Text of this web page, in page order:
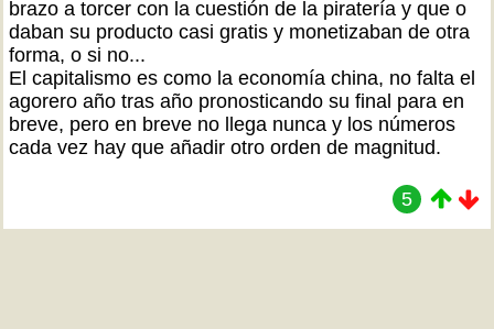
brazo a torcer con la cuestión de la piratería y que o
daban su producto casi gratis y monetizaban de otra
forma, o si no...
El capitalismo es como la economía china, no falta el
agorero año tras año pronosticando su final para en
breve, pero en breve no llega nunca y los números
cada vez hay que añadir otro orden de magnitud.
5